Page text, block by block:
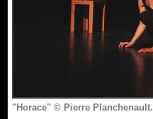
"Horace" © Pierre Planchenault.